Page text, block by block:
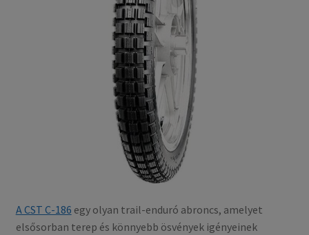
A CST C-186 egy olyan trail-enduró abroncs, amelyet
elsősorban terep és könnyebb ösvények igényeinek